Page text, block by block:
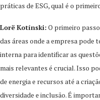
práticas de ESG, qual é o
Lorë Kotínski: O primeiro
das áreas onde a empresa pode
interna para identificar as
mais relevantes é crucial. Isso
de energia e recursos até a
diversidade e inclusão. É